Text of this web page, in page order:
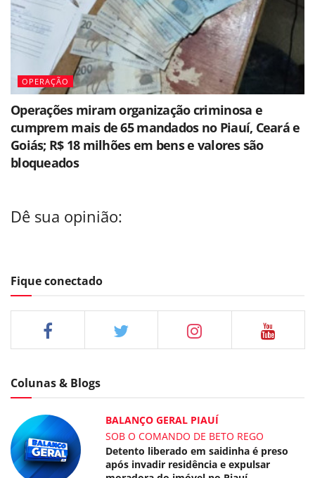
OPERAÇÃO
Operações miram organização criminosa e
cumprem mais de 65 mandados no Piauí, Ceará e
Goiás; R$ 18 milhões em bens e valores são
bloqueados
Dê sua opinião:
Fique conectado
Colunas & Blogs
BALANÇO GERAL PIAUÍ
SOB O COMANDO DE BETO REGO
Detento liberado em saidinha é preso
após invadir residência e expulsar